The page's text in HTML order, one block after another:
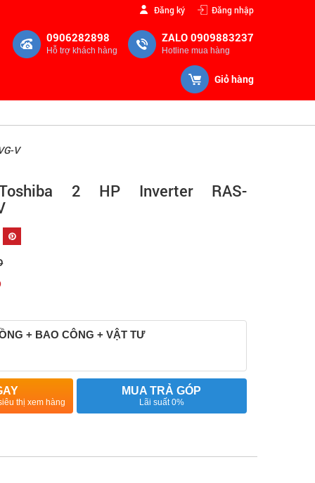
Đăng ký Đăng nhập
ZALO 0909883237
Hotline mua hàng
0906282898
Hỗ trợ khách hàng
Giỏ hàng
V
2 HP Inverter RAS-
+ BAO CÔNG + VẬT TƯ
thị xem hàng
MUA TRẢ GÓP
Lãi suất 0%